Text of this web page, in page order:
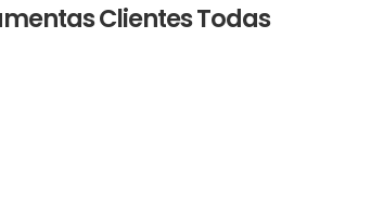
Clientes Todas